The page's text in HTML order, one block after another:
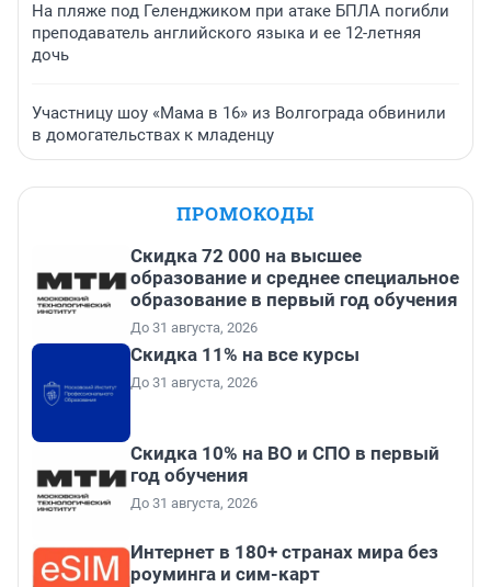
На пляже под Геленджиком при атаке БПЛА погибли
преподаватель английского языка и ее 12-летняя
дочь
Участницу шоу «Мама в 16» из Волгограда обвинили
в домогательствах к младенцу
ПРОМОКОДЫ
Скидка 72 000 на высшее
образование и среднее специальное
образование в первый год обучения
До 31 августа, 2026
Скидка 11% на все курсы
До 31 августа, 2026
Скидка 10% на ВО и СПО в первый
год обучения
До 31 августа, 2026
Интернет в 180+ странах мира без
роуминга и сим-карт